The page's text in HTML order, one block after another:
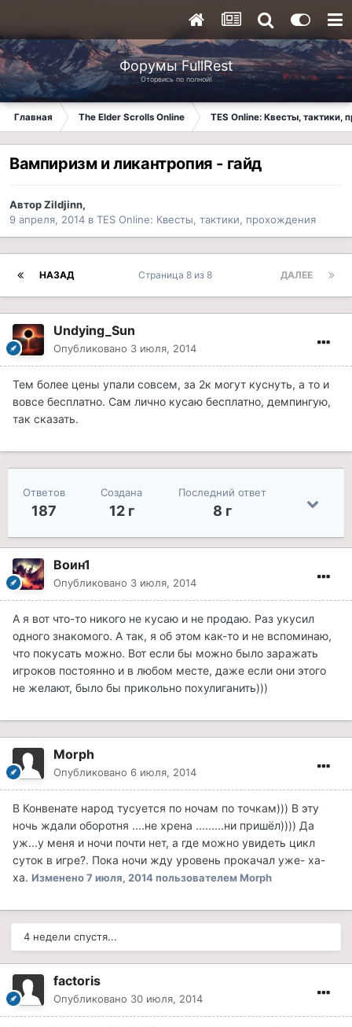
Форумы FullRest
Оторвись по полной!
Главная The Elder Scrolls Online TES Online: Квесты, тактики,
Вампиризм и ликантропия - гайд
АвторZildjinn,
9 апреля, 2014 в TES Online: Квесты, тактики, прохождения
НАЗАД ДАЛЕЕ
Страница 8 из 8
Undying_Sun
Опубликовано 3 июля, 2014
Тем более цены упали совсем, за 2к могут куснуть, а то и
вовсе бесплатно. Сам лично кусаю бесплатно, демпингую,
так сказать.
Ответов
187
Создана
12 г
Последний ответ
8 г
Воин1
Опубликовано 3 июля, 2014
А я вот что-то никого не кусаю и не продаю. Раз укусил
одного знакомого. А так, я об этом как-то и не вспоминаю,
что покусать можно. Вот если бы можно было заражать
игроков постоянно и в любом месте, даже если они этого
не желают, было бы прикольно похулиганить)))
Morph
Опубликовано 6 июля, 2014
В Конвенате народ тусуется по ночам по точкам))) В эту
ночь ждали оборотня ....не хрена .........ни пришёл)))) Да
уж...у меня и ночи почти нет, а где можно увидеть цикл
суток в игре?. Пока ночи жду уровень прокачал уже- ха-
ха. Изменено7 июля, 2014пользователем Morph
4 недели спустя...
factoris
Опубликовано 30 июля, 2014